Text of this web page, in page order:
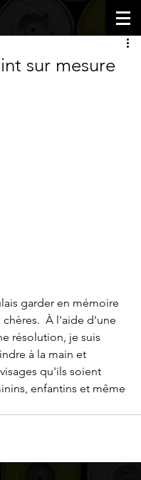
sur mesure
garder en mémoire
À l'aide d'une
résolution, je suis
à la main et
qu'ils soient
enfantins et même